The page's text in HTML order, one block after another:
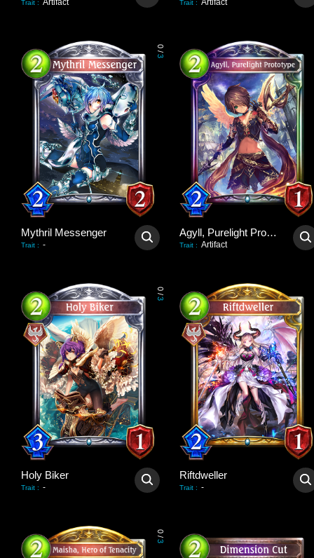
Trait : Artifact Trait : Artifact
0
/
3
Mythril Messenger
Trait : -
Agyll, Purelight Prototype
Trait : Artifact
0
/
3
Holy Biker
Trait : -
Riftdweller
Trait : -
0
/
3